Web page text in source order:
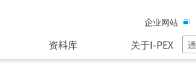
企业网站
资料库 关于I-PEX